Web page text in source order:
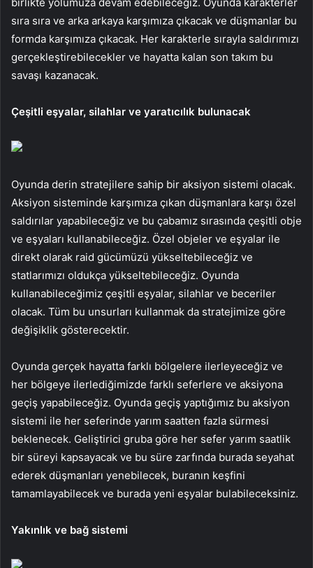
sıra sıra ve arka arkaya karşımıza çıkacak ve düşmanlar bu
formda karşımıza çıkacak. Her karakterle sırayla saldırımızı
gerçekleştirebilecekler ve hayatta kalan son takım bu
savaşı kazanacak.
Çeşitli eşyalar, silahlar ve yaratıcılık bulunacak
Oyunda derin stratejilere sahip bir aksiyon sistemi olacak.
Aksiyon sisteminde karşımıza çıkan düşmanlara karşı özel
saldırılar yapabileceğiz ve bu çabamız sırasında çeşitli obje
ve eşyaları kullanabileceğiz. Özel objeler ve eşyalar ile
direkt olarak raid gücümüzü yükseltebileceğiz ve
statlarımızı oldukça yükseltebileceğiz. Oyunda
kullanabileceğimiz çeşitli eşyalar, silahlar ve beceriler
olacak. Tüm bu unsurları kullanmak da stratejimize göre
değişiklik gösterecektir.
Oyunda gerçek hayatta farklı bölgelere ilerleyeceğiz ve
her bölgeye ilerlediğimizde farklı seferlere ve aksiyona
geçiş yapabileceğiz. Oyunda geçiş yaptığımız bu aksiyon
sistemi ile her seferinde yarım saatten fazla sürmesi
beklenecek. Geliştirici gruba göre her sefer yarım saatlik
bir süreyi kapsayacak ve bu süre zarfında burada seyahat
ederek düşmanları yenebilecek, buranın keşfini
tamamlayabilecek ve burada yeni eşyalar bulabileceksiniz.
Yakınlık ve bağ sistemi